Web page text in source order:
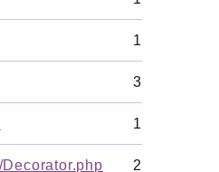
1
3
1
2